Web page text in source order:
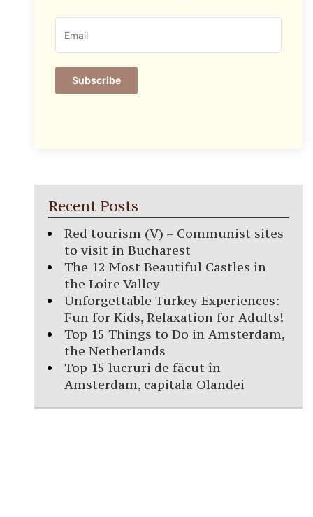
Subscribe
Recent Posts
Red tourism (V) – Communist sites
to visit in Bucharest
The 12 Most Beautiful Castles in
the Loire Valley
Unforgettable Turkey Experiences:
Fun for Kids, Relaxation for Adults!
Top 15 Things to Do in Amsterdam,
the Netherlands
Top 15 lucruri de făcut în
Amsterdam, capitala Olandei